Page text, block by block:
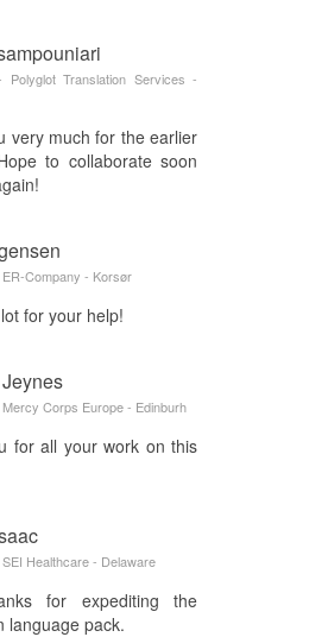
Polyglot Translation Services -
very much for the earlier
to collaborate soon
Company - Korsør
for your help!
Corps Europe - Edinburh
for all your work on this
Healthcare - Delaware
for expediting the
language pack.